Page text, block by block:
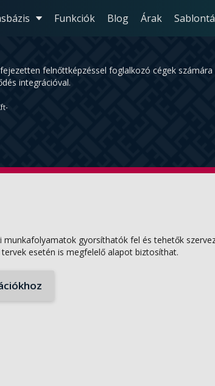
Funkciók Blog Árak
felnőttképzéssel foglalkozó cégek számára
integrációval.
gyorsíthatók fel és tehetők
esetén is megfelelő alapot biztosíthat.